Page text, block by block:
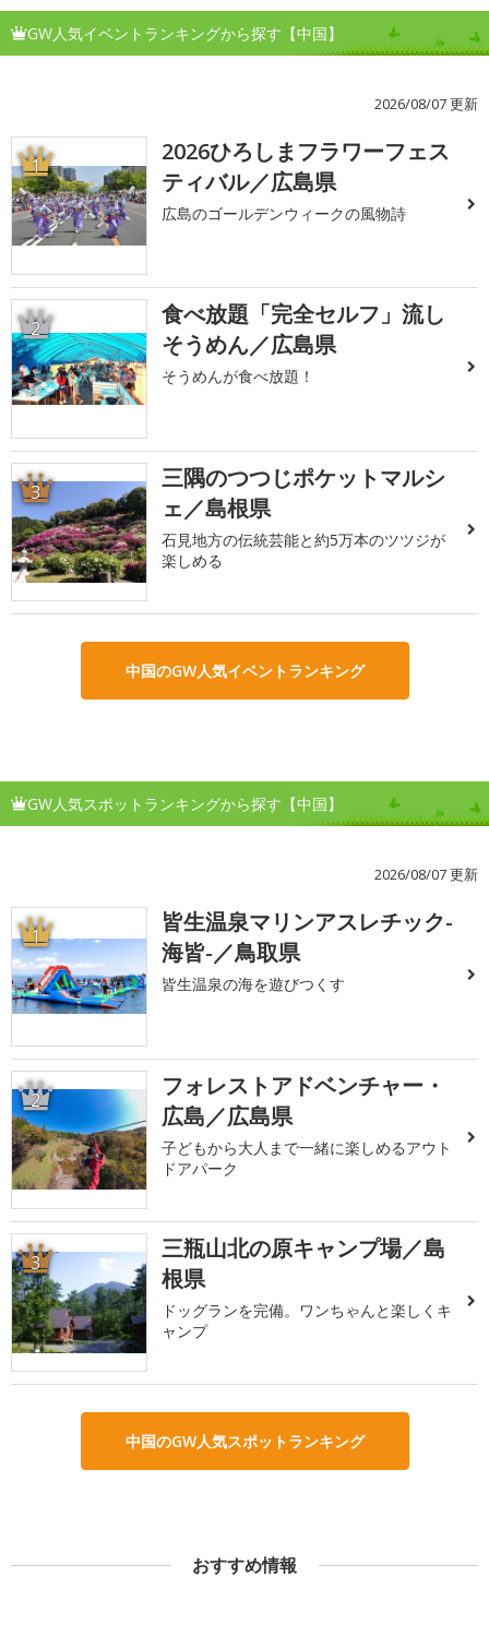
GW人気イベントランキングから探す【中国】
2026/08/07 更新
1
2026ひろしまフラワーフェス
ティバル／広島県
広島のゴールデンウィークの風物詩
2
食べ放題「完全セルフ」流し
そうめん／広島県
そうめんが食べ放題！
3
三隅のつつじポケットマルシ
ェ／島根県
石見地方の伝統芸能と約5万本のツツジが
楽しめる
中国のGW人気イベントランキング
GW人気スポットランキングから探す【中国】
2026/08/07 更新
1
皆生温泉マリンアスレチック-
海皆-／鳥取県
皆生温泉の海を遊びつくす
2
フォレストアドベンチャー・
広島／広島県
子どもから大人まで一緒に楽しめるアウト
ドアパーク
3
三瓶山北の原キャンプ場／島
根県
ドッグランを完備。ワンちゃんと楽しくキ
ャンプ
中国のGW人気スポットランキング
おすすめ情報